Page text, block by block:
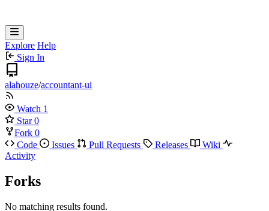
Explore Help
Sign In
alahouze/accountant-ui
Watch 1
Star 0
Fork 0
Code
Issues Pull Requests Releases
Wiki
Activity
Forks
No matching results found.